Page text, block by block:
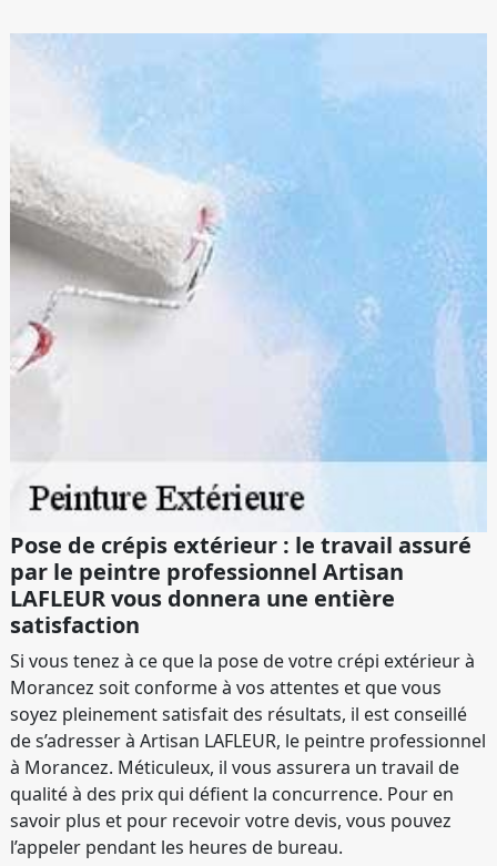
Pose de crépis extérieur : le travail assuré
par le peintre professionnel Artisan
LAFLEUR vous donnera une entière
satisfaction
Si vous tenez à ce que la pose de votre crépi extérieur à
Morancez soit conforme à vos attentes et que vous
soyez pleinement satisfait des résultats, il est conseillé
de s’adresser à Artisan LAFLEUR, le peintre professionnel
à Morancez. Méticuleux, il vous assurera un travail de
qualité à des prix qui défient la concurrence. Pour en
savoir plus et pour recevoir votre devis, vous pouvez
l’appeler pendant les heures de bureau.